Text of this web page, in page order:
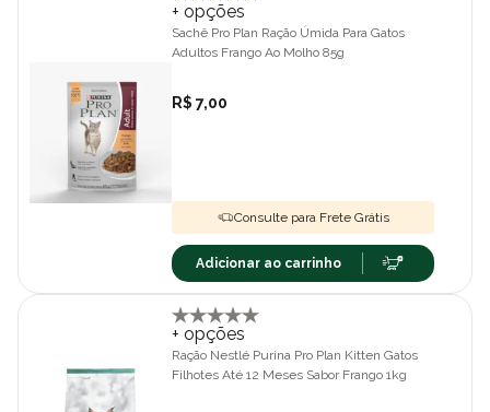
+ opções
Sachê Pro Plan Ração Úmida Para Gatos
Adultos Frango Ao Molho 85g
R$ 7,00
Consulte para Frete Grátis
Adicionar ao carrinho
+ opções
Ração Nestlé Purina Pro Plan Kitten Gatos
Filhotes Até 12 Meses Sabor Frango 1kg